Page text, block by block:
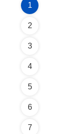
1
2
3
4
5
6
7